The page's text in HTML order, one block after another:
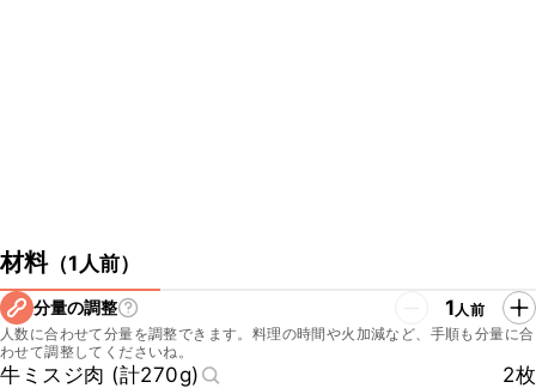
材料（1人前）
分量の調整 1人前
人数に合わせて分量を調整できます。料理の時間や火加減など、手順も分量に合
わせて調整してくださいね。
牛ミスジ肉 (計270g)
2枚